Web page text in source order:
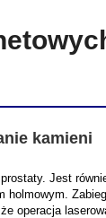
kamieni
Jest
operacja